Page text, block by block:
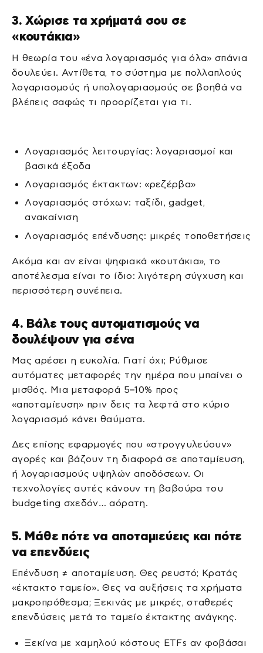
3. Χώρισε τα χρήματά σου σε
«κουτάκια»
Η θεωρία του «ένα λογαριασμός για όλα» σπάνια
δουλεύει. Αντίθετα, το σύστημα με πολλαπλούς
λογαριασμούς ή υπολογαριασμούς σε βοηθά να
βλέπεις σαφώς τι προορίζεται για τι.
Λογαριασμός λειτουργίας: λογαριασμοί και
βασικά έξοδα
Λογαριασμός έκτακτων: «ρεζέρβα»
Λογαριασμός στόχων: ταξίδι, gadget,
ανακαίνιση
Λογαριασμός επένδυσης: μικρές τοποθετήσεις
Ακόμα και αν είναι ψηφιακά «κουτάκια», το
αποτέλεσμα είναι το ίδιο: λιγότερη σύγχυση και
περισσότερη συνέπεια.
4. Βάλε τους αυτοματισμούς να
δουλέψουν για σένα
Μας αρέσει η ευκολία. Γιατί όχι; Ρύθμισε
αυτόματες μεταφορές την ημέρα που μπαίνει ο
μισθός. Μια μεταφορά 5–10% προς
«αποταμίευση» πριν δεις τα λεφτά στο κύριο
λογαριασμό κάνει θαύματα.
Δες επίσης εφαρμογές που «στρογγυλεύουν»
αγορές και βάζουν τη διαφορά σε αποταμίευση,
ή λογαριασμούς υψηλών αποδόσεων. Οι
τεχνολογίες αυτές κάνουν τη βαβούρα του
budgeting σχεδόν… αόρατη.
5. Μάθε πότε να αποταμιεύεις και πότε
να επενδύεις
Επένδυση ≠ αποταμίευση. Θες ρευστό; Κρατάς
«έκτακτο ταμείο». Θες να αυξήσεις τα χρήματα
μακροπρόθεσμα; Ξεκινάς με μικρές, σταθερές
επενδύσεις μετά το ταμείο έκτακτης ανάγκης.
Ξεκίνα με χαμηλού κόστους ETFs αν φοβάσαι